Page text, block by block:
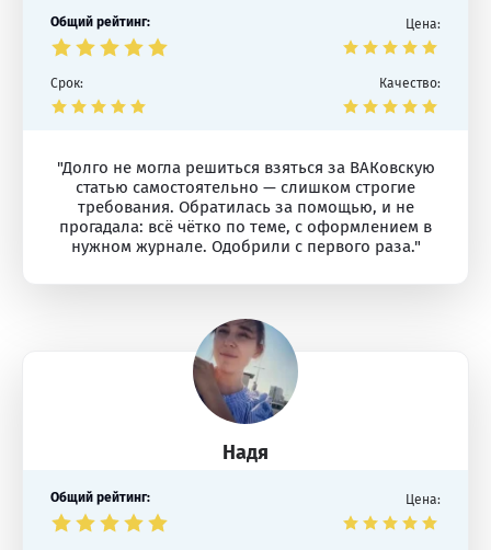
Общий рейтинг: Цена:
Срок: Качество:
"Долго не могла решиться взяться за ВАКовскую
статью самостоятельно — слишком строгие
требования. Обратилась за помощью, и не
прогадала: всё чётко по теме, с оформлением в
нужном журнале. Одобрили с первого раза."
Надя
Общий рейтинг: Цена: